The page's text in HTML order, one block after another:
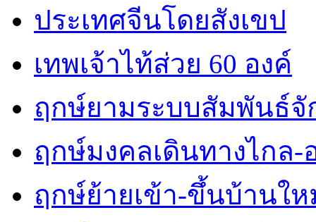
ประเทศจีนโดยสังเขป
เทพเจ้าไท้ส่วย 60 องค์
ฤกษ์ยามระบบสัมพันธ์จั
ฤกษ์มงคลเดินทางไกล-
ฤกษ์ย้ายเข้า-ขึ้นบ้านใ